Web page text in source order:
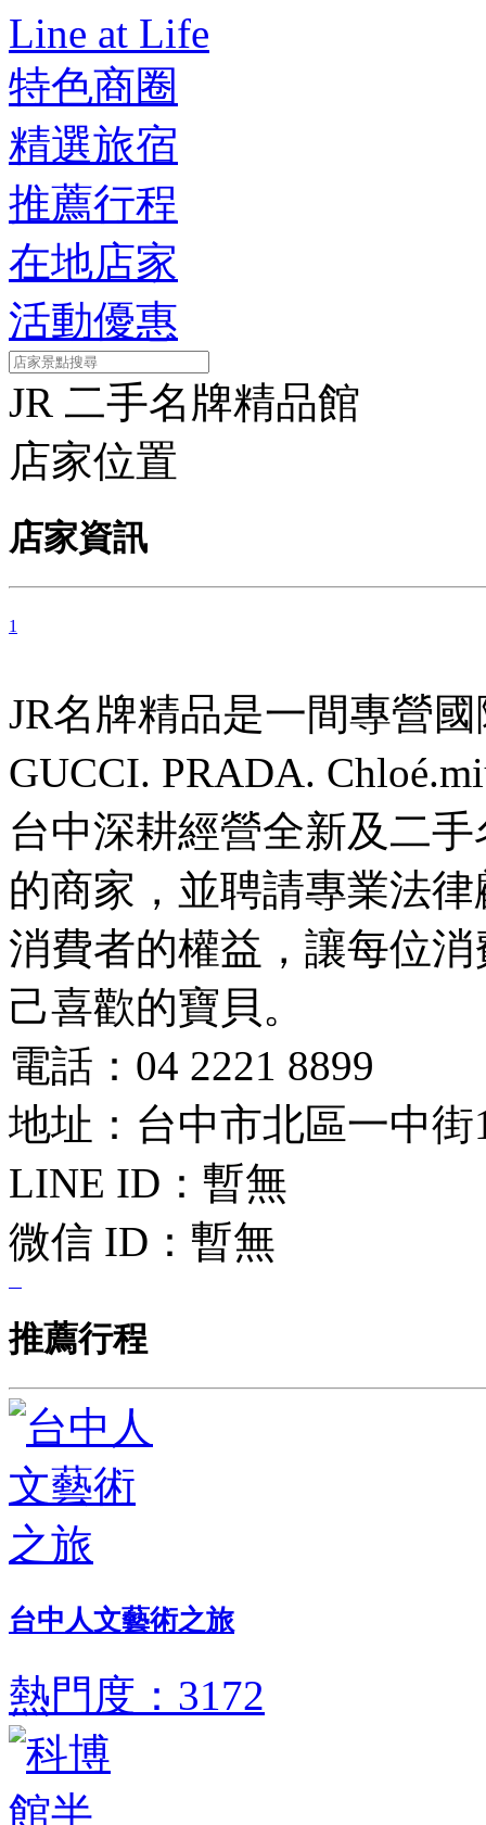
Line at Life
特色商圈
精選旅宿
推薦行程
在地店家
活動優惠
JR 二手名牌精品館
店家位置
店家資訊
1
JR名牌精品是一間專營
GUCCI. PRADA.
台中深耕經營全新及二
的商家，並聘請專業法
消費者的權益，讓每位
己喜歡的寶貝。
電話：04 2221 8899
地址：台中市北區一中街
LINE ID： 暫無
微信 ID： 暫無
推薦行程
台中人文藝術之旅
熱門度：3172